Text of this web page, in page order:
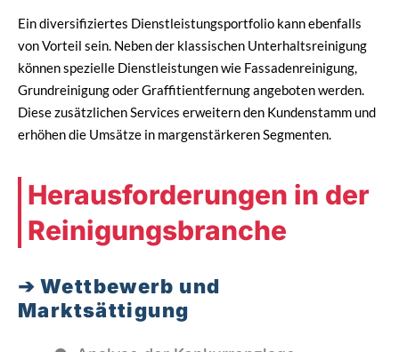
Ein diversifiziertes Dienstleistungsportfolio kann ebenfalls
von Vorteil sein. Neben der klassischen Unterhaltsreinigung
können spezielle Dienstleistungen wie Fassadenreinigung,
Grundreinigung oder Graffitientfernung angeboten werden.
Diese zusätzlichen Services erweitern den Kundenstamm und
erhöhen die Umsätze in margenstärkeren Segmenten.
Herausforderungen in der
Reinigungsbranche
Wettbewerb und
Marktsättigung